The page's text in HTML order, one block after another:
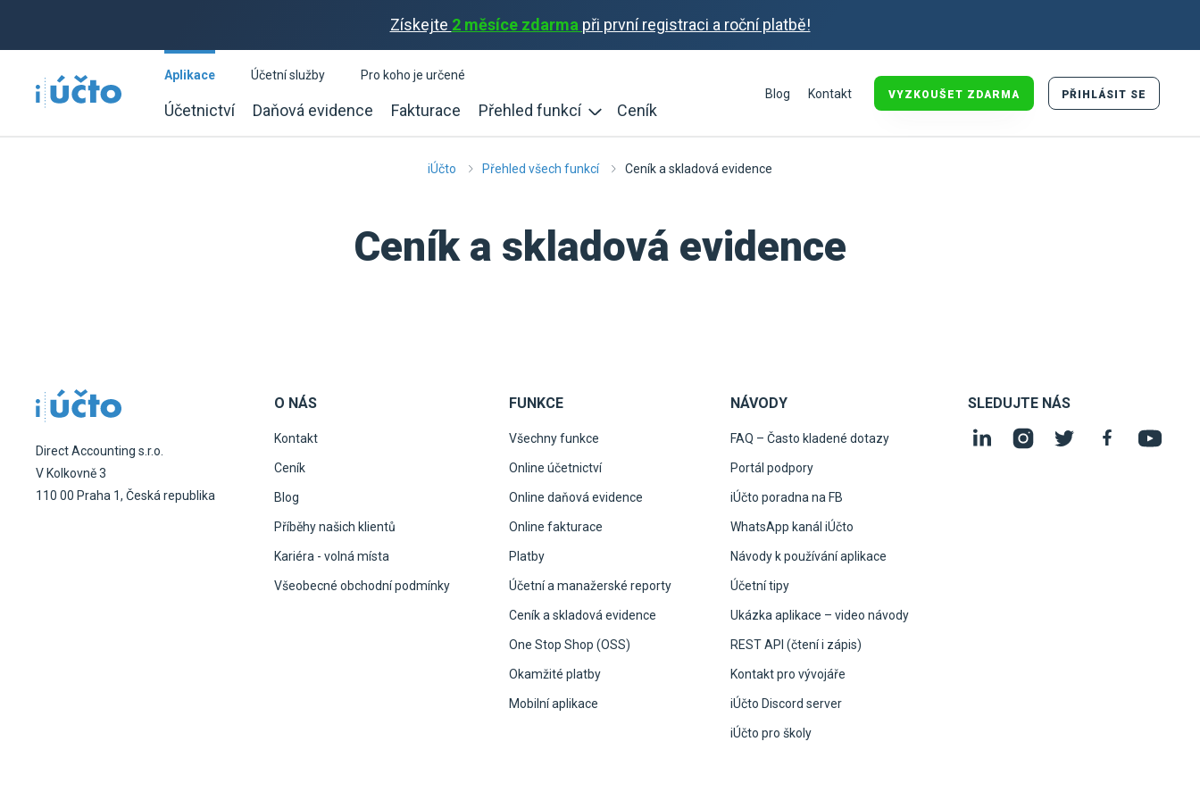
Získejte 2 měsíce zdarma při první registraci a roční platbě!
Aplikace
Účetnictví Daňová evidence Fakturace Přehled funkcí Ceník
Účetní služby
Pro koho je určené
Blog
Kontakt VYZKOUŠET ZDARMA PŘIHLÁSIT SE
iÚčto Přehled všech funkcí Ceník a skladová evidence
Ceník a skladová evidence
Direct Accounting s.r.o.
V Kolkovně 3
110 00 Praha 1, Česká republika
O NÁS
Kontakt
Ceník
Blog
Příběhy našich klientů
Kariéra - volná místa
Všeobecné obchodní podmínky
FUNKCE
Všechny funkce
Online účetnictví
Online daňová evidence
Online fakturace
Platby
Účetní a manažerské reporty
Ceník a skladová evidence
One Stop Shop (OSS)
Okamžité platby
Mobilní aplikace
NÁVODY
FAQ – Často kladené dotazy
Portál podpory
iÚčto poradna na FB
WhatsApp kanál iÚčto
Návody k používání aplikace
Účetní tipy
Ukázka aplikace – video návody
REST API (čtení i zápis)
Kontakt pro vývojáře
iÚčto Discord server
iÚčto pro školy
SLEDUJTE NÁS